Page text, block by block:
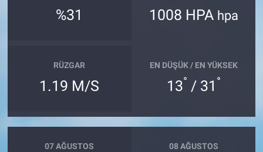
%31 1008 HPA hpa
RÜZGAR
1.19 M/S
EN DÜŞÜK / EN YÜKSEK
13° / 31 °
07 AĞUSTOS 08 AĞUSTOS